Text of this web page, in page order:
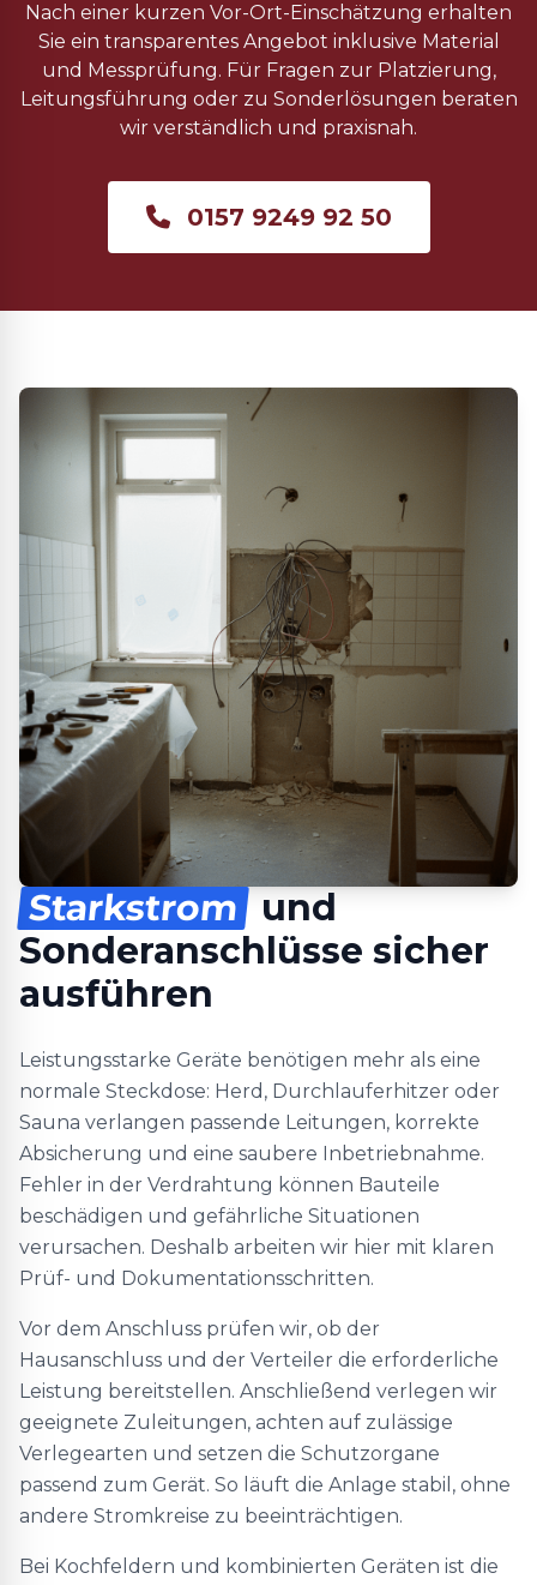
Nach einer kurzen Vor-Ort-Einschätzung erhalten
Sie ein transparentes Angebot inklusive Material
und Messprüfung. Für Fragen zur Platzierung,
Leitungsführung oder zu Sonderlösungen beraten
wir verständlich und praxisnah.
0157 9249 92 50
Starkstrom
und
Sonderanschlüsse sicher
ausführen
Leistungsstarke Geräte benötigen mehr als eine
normale Steckdose: Herd, Durchlauferhitzer oder
Sauna verlangen passende Leitungen, korrekte
Absicherung und eine saubere Inbetriebnahme.
Fehler in der Verdrahtung können Bauteile
beschädigen und gefährliche Situationen
verursachen. Deshalb arbeiten wir hier mit klaren
Prüf- und Dokumentationsschritten.
Vor dem Anschluss prüfen wir, ob der
Hausanschluss und der Verteiler die erforderliche
Leistung bereitstellen. Anschließend verlegen wir
geeignete Zuleitungen, achten auf zulässige
Verlegearten und setzen die Schutzorgane
passend zum Gerät. So läuft die Anlage stabil, ohne
andere Stromkreise zu beeinträchtigen.
Bei Kochfeldern und kombinierten Geräten ist die